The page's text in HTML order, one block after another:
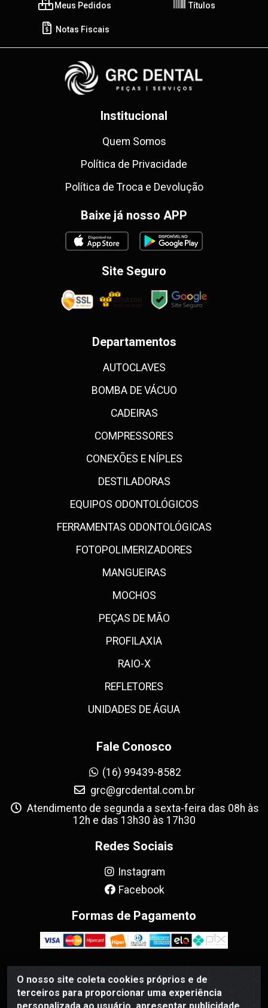
O nosso site coleta cookies próprios e de
terceiros para proporcionar uma experiência
Meus Pedidos Títulos
Notas Fiscais
Institucional
Quem Somos
Política de Privacidade
Política de Troca e Devolução
Baixe já nosso APP
Site Seguro
Departamentos
AUTOCLAVES
BOMBA DE VÁCUO
CADEIRAS
COMPRESSORES
CONEXÕES E NÍPLES
DESTILADORAS
EQUIPOS ODONTOLÓGICOS
FERRAMENTAS ODONTOLÓGICAS
FOTOPOLIMERIZADORES
MANGUEIRAS
MOCHOS
PEÇAS DE MÃO
PROFILAXIA
RAIO-X
REFLETORES
UNIDADES DE ÁGUA
Fale Conosco
(16) 99439-8582
grc@grcdental.com.br
Atendimento de segunda a sexta-feira das 08h às
12h e das 13h30 às 17h30
Redes Sociais
Instagram
Facebook
Formas de Pagamento
GRC Dental - Avenida Antônio e Helena Zerrenner, 720 -
Sumarezinho, Ribeirão Preto/SP - CEP 14055-130 - CNPJ